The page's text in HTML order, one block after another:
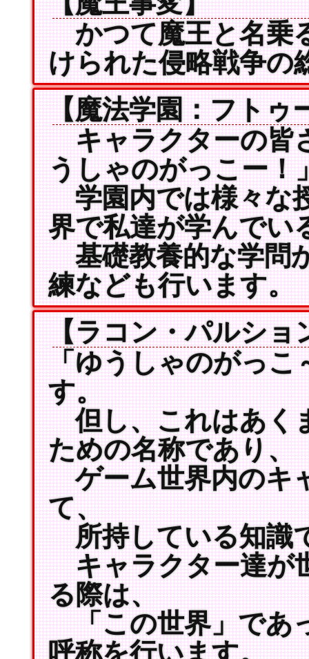
かつて魔王と名乗
けられた侵略戦争の
【魔法学園：フト
キャラクターの皆
うしゃのがっこー！
学園内では様々な
界で私達が学んでい
基礎教養的な学問
練なども行います。
【ラコン・パルショ
「ゆうしゃのがっ
す。
但し、これはあく
ための名称であり、
ゲーム世界内のキ
て、
所持している知識
キャラクター達が
る際は、
「この世界」であ
呼称を行います。